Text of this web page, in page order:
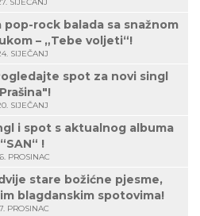
pop-rock balada sa snažnom
– „Tebe voljeti“!
SIJEČANJ
spot za novi singl
SIJEČANJ
i spot s aktualnog albuma
“SAN“ !
PROSINAC
stare božićne pjesme,
blagdanskim spotovima!
PROSINAC